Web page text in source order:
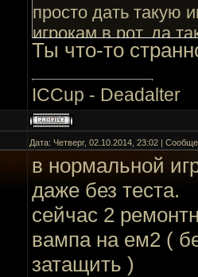
просто дать такую
игрокам в рот, да
Ты что-то
ICCup - Deadalter
Дата: Четверг, 02.10.2014, 23:02 |
в нормальной
даже без теста.
сейчас 2
вампа на ем2 (
затащить )